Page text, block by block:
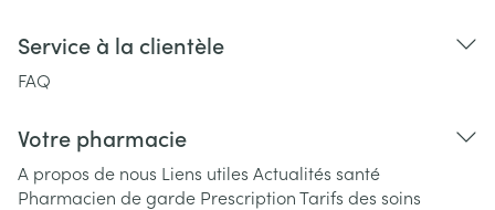
Service à la clientèle
FAQ
Votre pharmacie
A propos de nous Liens utiles Actualités santé
Pharmacien de garde PrescriptionTarifs des soins